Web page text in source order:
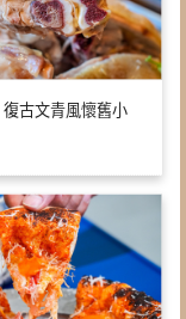
古文青風懷舊小